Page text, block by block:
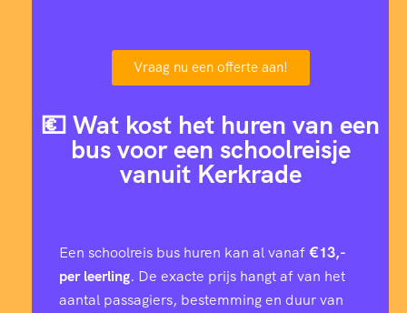
Vraag nu een offerte aan!
💶 Wat kost het huren van een
bus voor een schoolreisje
vanuit Kerkrade
Een schoolreis bus huren kan al vanaf€13,-
per leerling. De exacte prijs hangt af van het
aantal passagiers, bestemming en duur van